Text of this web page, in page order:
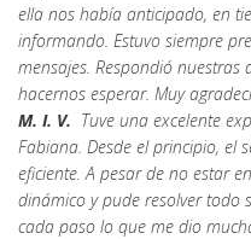
ella nos había anticipado, en
informando. Estuvo siempre
mensajes. Respondió
hacernos esperar. Muy
M. I. V. Tuve una excelente
Fabiana. Desde el principio, el
eficiente. A pesar de no estar
dinámico y pude resolver todo
cada paso lo que me dio